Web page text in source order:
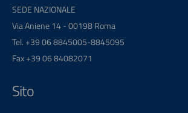
SEDE NAZIONALE
Via Aniene 14 - 00198 Roma
Tel. +39 06 8845005-8845095
Fax +39 06 84082071
Sito